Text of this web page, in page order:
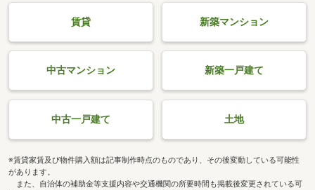
賃貸 新築マンション
中古マンション 新築一戸建て
中古一戸建て 土地
※賃貸家賃及び物件購入額は記事制作時点のものであり、その後変動している可能性
があります。
また、自治体の補助金等支援内容や交通機関の所要時間も掲載後変更されている可